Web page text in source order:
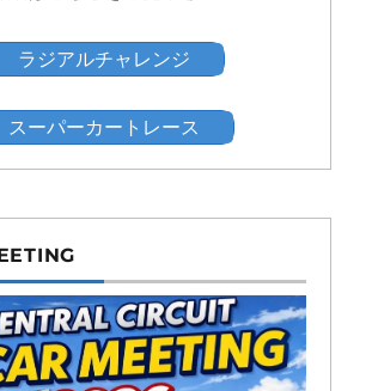
ラジアルチャレンジ
スーパーカートレース